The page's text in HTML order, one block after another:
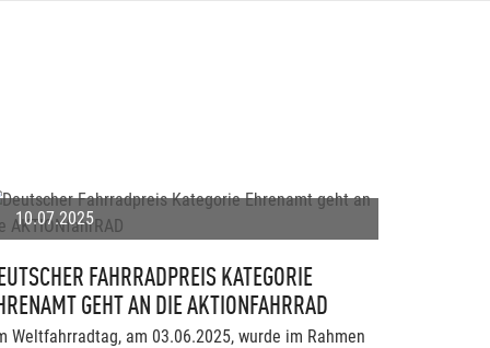
10.07.2025
FAHRRADPREIS KATEGORIE
GEHT AN DIE AKTIONFAHRRAD
Weltfahrradtag, am 03.06.2025, wurde im Rahmen